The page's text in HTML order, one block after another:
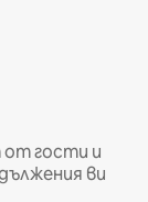
гости и
ви